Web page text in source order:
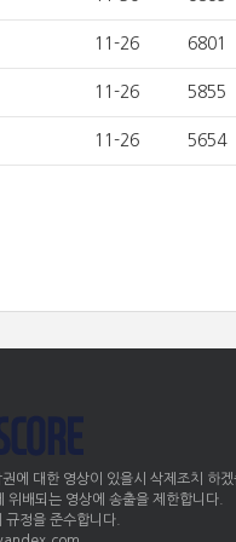
11-26 6801
11-26 5855
11-26 5654
에 대한 영상이 있을시 삭제조치 하겠
배되는 영상에 송출을 제한합니다.
정을 준수합니다.